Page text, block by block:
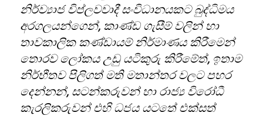
නිර්ව්‍යාජ විප්ලවවාදී සංවිධානයකට බුද්ධිමය
අරගලයන්ගෙන්, කාණ්ඩ ගැසීම් වලින් හා
තාවකාලික කණ්ඩායම් නිර්මාණය කිරීමෙන්
තොරව ලෝකය උඩු යටිකුරු කිරීමේත්, ඉතාම
නිර්භීතව පිලිගත් මති මතාන්තර වලට පහර
දෙන්නන්, සටන්කරුවන් හා රාජ්‍ය විරෝධී
කැරලිකරුවන් එහි ධජය යටතේ එක්සත්